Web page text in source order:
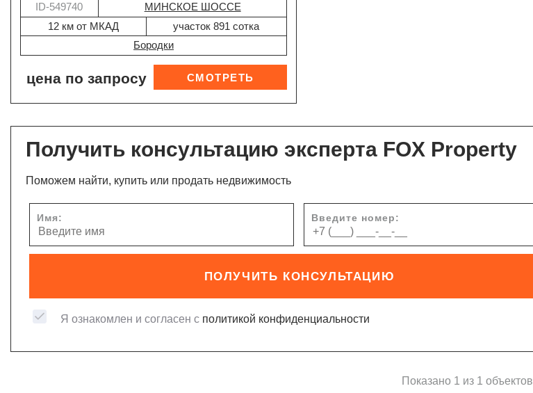
ID-549740
МИНСКОЕ ШОССЕ
12 км от МКАД
участок 891 сотка
Бородки
цена по запросу
Получить консультацию эксперта FOX Property
Поможем найти, купить или продать недвижимость
Имя: Введите номер:
ПОЛУЧИТЬ КОНСУЛЬТАЦИЮ
Я ознакомлен и согласен с политикой конфиденциальности
Показано 1 из 1 объектов